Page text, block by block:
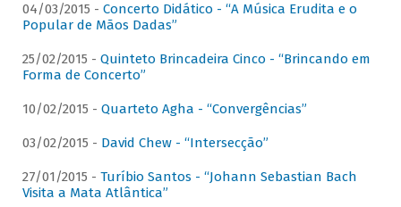
04/03/2015 - Concerto Didático - “A Música Erudita e o
Popular de Mãos Dadas”
25/02/2015 - Quinteto Brincadeira Cinco - “Brincando em
Forma de Concerto”
10/02/2015 - Quarteto Agha - “Convergências”
03/02/2015 - David Chew - “Intersecção”
27/01/2015 - Turíbio Santos - “Johann Sebastian Bach
Visita a Mata Atlântica”